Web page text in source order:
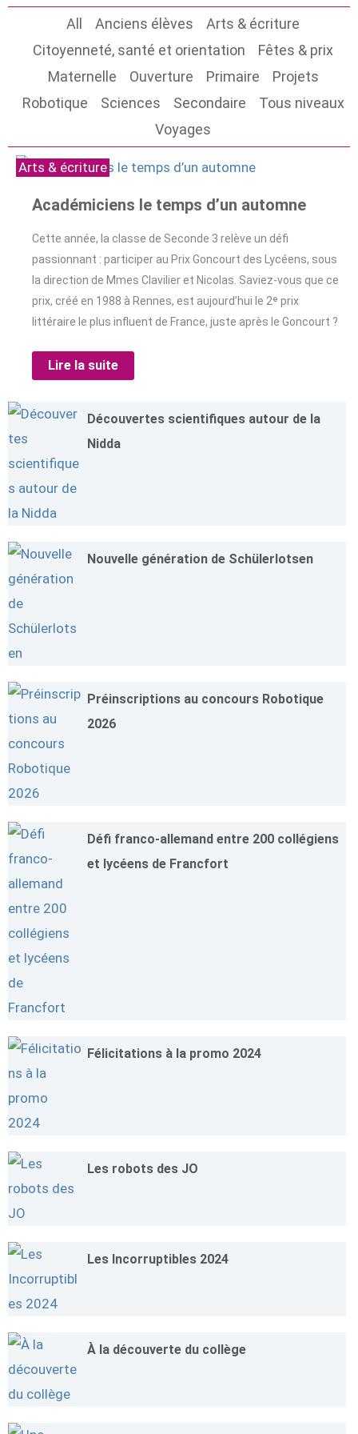
All Anciens élèves
Arts & écriture
Citoyenneté, santé et orientation
Fêtes & prix
Maternelle
Ouverture Primaire
Projets
Robotique
Sciences Secondaire
Tous niveaux
Voyages
Arts & écriture
Académiciens le temps d’un automne
Cette année, la classe de Seconde 3 relève un défi
passionnant : participer au Prix Goncourt des Lycéens, sous
la direction de Mmes Clavilier et Nicolas. Saviez-vous que ce
prix, créé en 1988 à Rennes, est aujourd’hui le 2ᵉ prix
littéraire le plus influent de France, juste après le Goncourt ?
Lire la suite
Découvertes scientifiques autour de la
Nidda
Nouvelle génération de Schülerlotsen
Préinscriptions au concours Robotique
2026
Défi franco-allemand entre 200 collégiens
et lycéens de Francfort
Félicitations à la promo 2024
Les robots des JO
Les Incorruptibles 2024
À la découverte du collège